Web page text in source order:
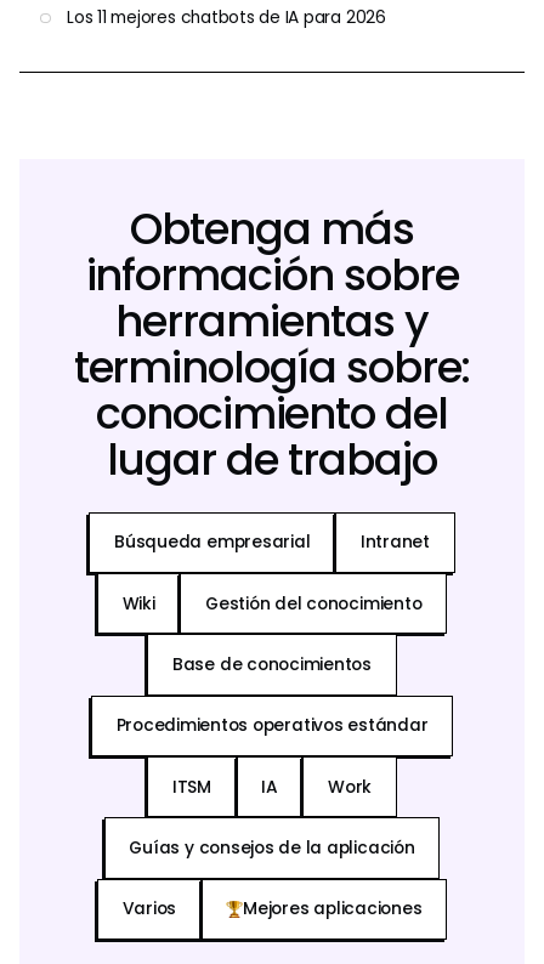
Los 11 mejores chatbots de IA para 2026
Obtenga más
información sobre
herramientas y
terminología sobre:
conocimiento del
lugar de trabajo
Búsqueda empresarial Intranet
Wiki Gestión del conocimiento
Base de conocimientos
Procedimientos operativos estándar
ITSM IA Work
Guías y consejos de la aplicación
Varios Mejores aplicaciones